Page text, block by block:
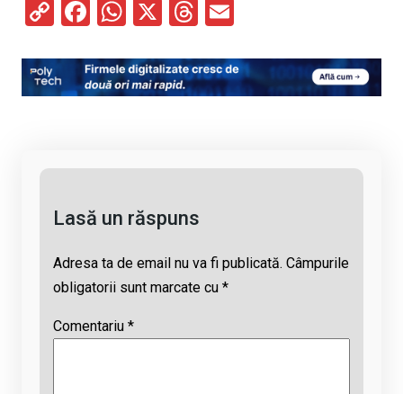
C
py
Li
F
ce
b
W
at
s
X
T
e
a
ail
Lasă un răspuns
Adresa ta de email nu va fi publicată. Câmpurile
obligatorii sunt marcate cu *
Comentariu *